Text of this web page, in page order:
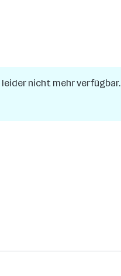
nicht mehr verfügbar.